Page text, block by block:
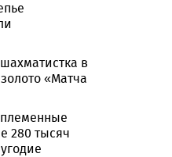
в
«Матча
280 тысяч